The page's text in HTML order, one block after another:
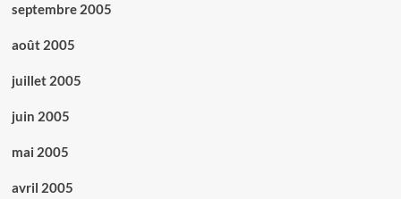
septembre 2005
août 2005
juillet 2005
juin 2005
mai 2005
avril 2005